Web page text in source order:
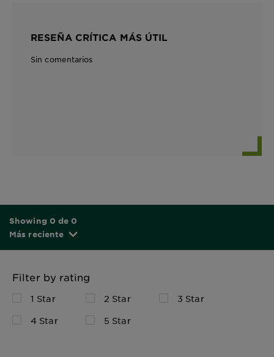
RESEÑA CRÍTICA MÁS ÚTIL
Sin comentarios
Showing 0 de 0
Más reciente
Filter by rating
1 Star 2 Star
3 Star
4 Star
5 Star